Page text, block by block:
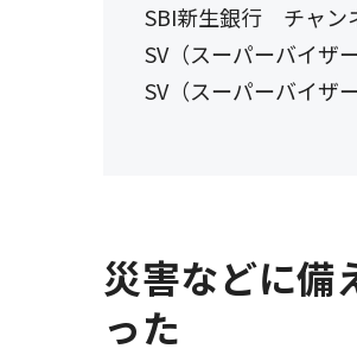
SBI新生銀行 チャン
SV（スーパーバイ
SV（スーパーバイ
災害などに備
った